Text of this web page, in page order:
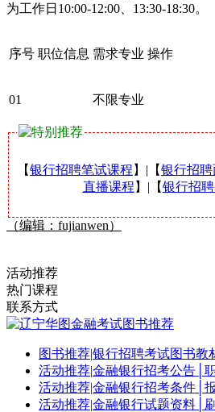
为工作日10:00-12:00、13:30-18:30。
序号 职位信息 需求专业 操作
01 不限专业
【银行招聘笔试课程 】|【银行招
直播课程 】|【银行招
（编辑：fujianwen）
活动推荐
热门课程
联系方式
图书推荐|银行招聘考试图书教
活动推荐|金融银行招考公告│
活动推荐|金融银行招考条件│
活动推荐|金融银行试题资料│